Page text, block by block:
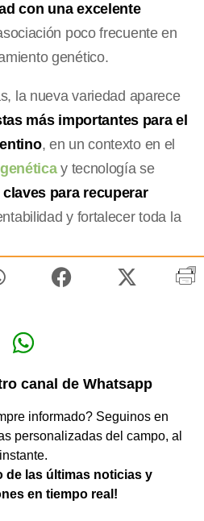
con una excelente
poco frecuente en
genético.
la nueva variedad aparece
más importantes para el
, en un contexto en el
genéticay tecnología se
para recuperar
y fortalecer toda la
canal de Whatsapp
informado? Seguinos en
personalizadas del campo, al
instante.
de las últimas noticias y
en tiempo real!